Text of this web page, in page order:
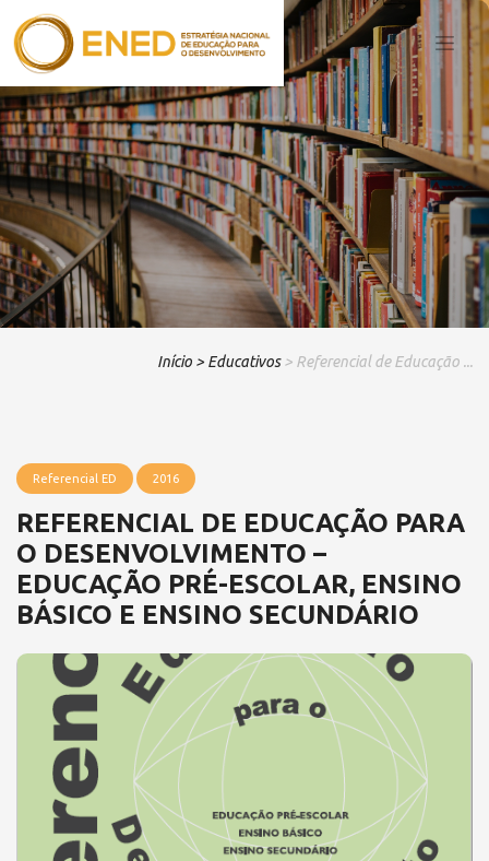
Início > Educativos > Referencial de Educação ...
Referencial ED 2016
REFERENCIAL DE EDUCAÇÃO PARA
O DESENVOLVIMENTO –
EDUCAÇÃO PRÉ-ESCOLAR, ENSINO
BÁSICO E ENSINO SECUNDÁRIO